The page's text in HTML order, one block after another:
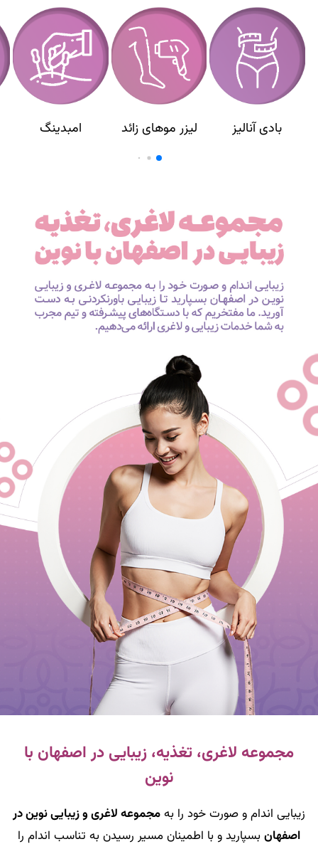
بادی آنالیز لیزر موهای زائد امبدینگ
مجموعه لاغری، تغذیه، زیبایی در اصفهان با
نوین
زیبایی اندام و صورت خود را بهمجموعه لاغری و زیبایی نوین در
اصفهانبسپارید و با اطمینان مسیر رسیدن به تناسب اندام را